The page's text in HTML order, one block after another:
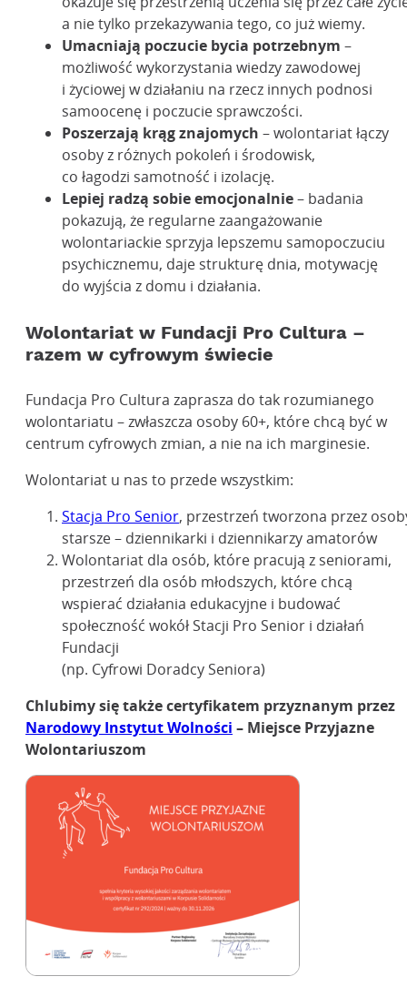
a nie tylko przekazywania tego, co już wiemy.
Umacniają poczucie bycia potrzebnym –
możliwość wykorzystania wiedzy zawodowej
i życiowej w działaniu na rzecz innych podnosi
samoocenę i poczucie sprawczości.
Poszerzają krąg znajomych – wolontariat łączy
osoby z różnych pokoleń i środowisk,
co łagodzi samotność i izolację.
Lepiej radzą sobie emocjonalnie– badania
pokazują, że regularne zaangażowanie
wolontariackie sprzyja lepszemu samopoczuciu
psychicznemu, daje strukturę dnia, motywację
do wyjścia z domu i działania.
Wolontariat w Fundacji Pro Cultura –
razem w cyfrowym świecie
Fundacja Pro Cultura zaprasza do tak rozumianego
wolontariatu – zwłaszcza osoby 60+, które chcą być w
centrum cyfrowych zmian, a nie na ich marginesie.
Wolontariat u nas to przede wszystkim:
Stacja Pro Senior, przestrzeń tworzona przez
starsze – dziennikarki i dziennikarzy amatorów
Wolontariat dla osób, które pracują z seniorami,
przestrzeń dla osób młodszych, które chcą
wspierać działania edukacyjne i budować
społeczność wokół Stacji Pro Senior i działań
Fundacji
(np. Cyfrowi Doradcy Seniora)
Chlubimy się także certyfikatem przyznanym przez
Narodowy Instytut Wolności – Miejsce Przyjazne
Wolontariuszom